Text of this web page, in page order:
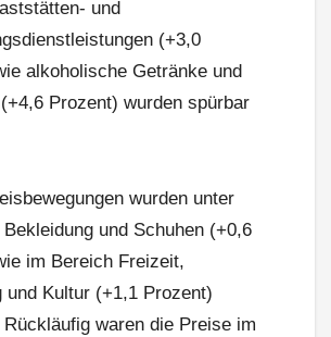
und
(+3,0
alkoholische Getränke und
Prozent) wurden spürbar
wurden unter
und Schuhen (+0,6
im Bereich Freizeit,
und Kultur (+1,1 Prozent)
waren die Preise im